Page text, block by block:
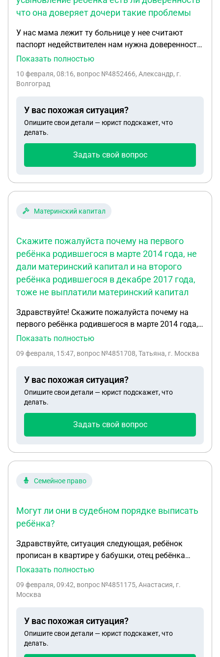
что она доверяет дочери такие проблемы
У нас мама лежит ту больнице у нее считают
паспорт недействителен нам нужна доверенность
на ребёнка и и заявление на усыновление ребёнка
такие проблемы
Показать полностью
10 февраля, 08:16, вопрос №4852466, Александр, г.
Волгоград
У вас похожая ситуация?
Опишите свои детали — юрист подскажет, что
делать.
Задать свой вопрос
Материнский капитал
Скажите пожалуйста почему на первого
ребёнка родившегося в марте 2014 года, не
дали материнский капитал и на второго
ребёнка родившегося в декабре 2017 года,
тоже не выплатили материнский капитал
Здравствуйте! Скажите пожалуйста почему на
первого ребёнка родившегося в марте 2014 года,
не дали материнский капитал и на второго
не выплатили материнский капитал. Спасибо.
Показать полностью
09 февраля, 15:47, вопрос №4851708, Татьяна, г. Москва
У вас похожая ситуация?
Опишите свои детали — юрист подскажет, что
делать.
Задать свой вопрос
Семейное право
Могут ли они в судебном порядке выписать
ребёнка?
Здравствуйте, ситуация следующая, ребёнок
прописан в квартире у бабушки, отец ребёнка
тоже прописан в той же квартире, ребёнок с
они хотят выписать ребёнка к матери, но я
Показать полностью
09 февраля, 09:42, вопрос №4851175, Анастасия, г.
Москва
У вас похожая ситуация?
Опишите свои детали — юрист подскажет, что
делать.